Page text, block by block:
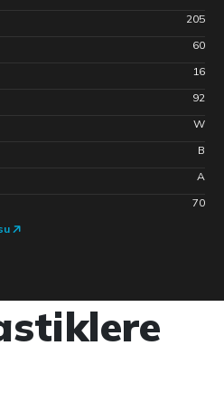
205
60
16
92
W
B
A
70